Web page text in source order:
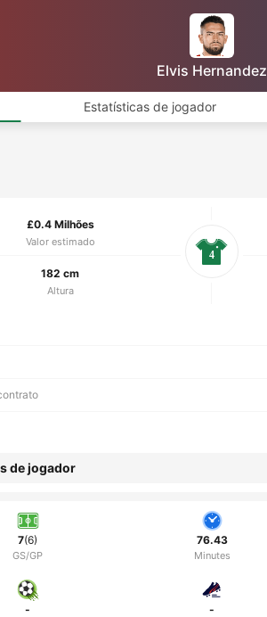
Elvis Hernandez
Estatísticas de jogador
£0.4 Milhões
Valor estimado
182 cm
Altura
4
de jogador
7(6)
GS/GP
76.43
Minutes
- -